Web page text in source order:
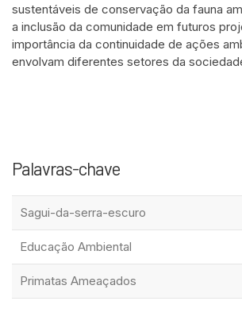
sustentáveis de conservação da fauna
a inclusão da comunidade em futuros
importância da continuidade de ações
envolvam diferentes setores da
Palavras-chave
Sagui-da-serra-escuro
Educação Ambiental
Primatas Ameaçados